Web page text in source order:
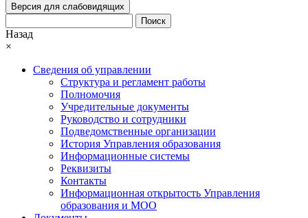
Версия для слабовидящих
Поиск
Назад
×
Сведения об управлении
Структура и регламент работы
Полномочия
Учредительные документы
Руководство и сотрудники
Подведомственные организации
История Управления образования
Информационные системы
Реквизиты
Контакты
Информационная открытость Управления
образования и МОО